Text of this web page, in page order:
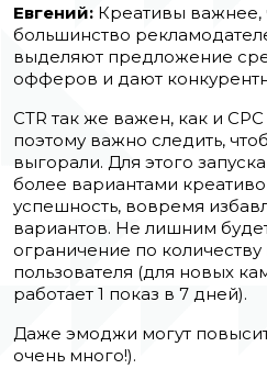
Евгений: Креативы важнее,
большинство
выделяют предложение
офферов и дают
CTR так же важен, как и CPC
поэтому важно следить,
выгорали. Для этого
более вариантами
успешность, вовремя
вариантов. Не лишним
ограничение по количеству
пользователя (для новых
работает 1 показ в 7 дней).
Даже эмоджи могут
очень много!).